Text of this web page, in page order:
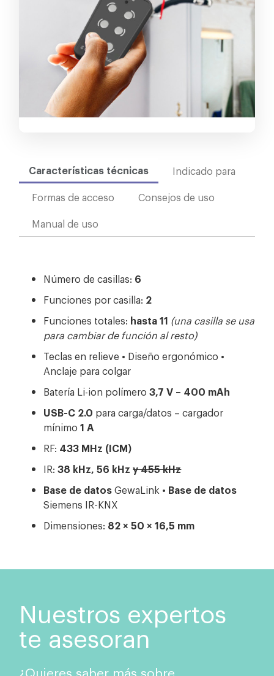
Características técnicas
Indicado para
Formas de acceso
Consejos de uso
Manual de uso
Número de casillas: 6
Funciones por casilla: 2
Funciones totales: hasta 11 (una casilla se usa
para cambiar de función al resto)
Teclas en relieve • Diseño ergonómico •
Anclaje para colgar
Batería Li-ion polímero3,7 V – 400 mAh
USB-C 2.0 para carga/datos – cargador
mínimo1 A
RF: 433 MHz (ICM)
IR:38 kHz, 56 kHzy 455 kHz
Base de datosGewaLink • Base de datos
Siemens IR-KNX
Dimensiones: 82 × 50 × 16,5 mm
Nuestros expertos
te asesoran
¿Quieres saber más sobre